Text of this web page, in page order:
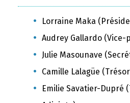
Lorraine Maka
Audrey Gallardo
Julie Masounave
Camille Lalagüe
Emilie Savatier-Dupré